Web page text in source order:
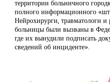
территории больничного
полного информационного
Нейрохирурги, травматологи и
больницы были вызваны в
где их вынудили подписать
сведений об инциденте».